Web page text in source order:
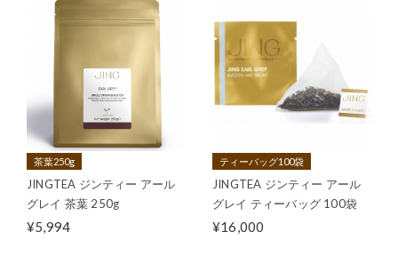
茶葉250g
JINGTEA ジンティー アール
グレイ 茶葉 250g
¥5,994
ティーバッグ100袋
JINGTEA ジンティー アール
グレイ ティーバッグ 100袋
¥16,000